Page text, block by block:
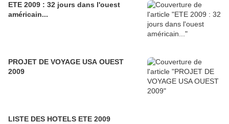
ETE 2009 : 32 jours dans l'ouest
américain...
PROJET DE VOYAGE USA OUEST
2009
LISTE DES HOTELS ETE 2009